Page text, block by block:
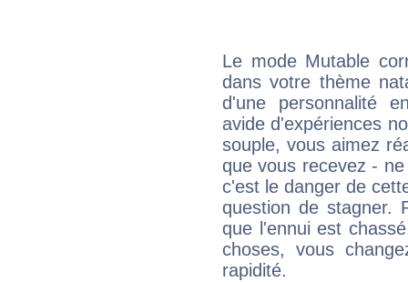
Le mode Mutable
dans votre thème
d'une personnalité
avide d'expériences
souple, vous aimez
que vous recevez -
c'est le danger de
question de stagner.
que l'ennui est
choses, vous
rapidité.